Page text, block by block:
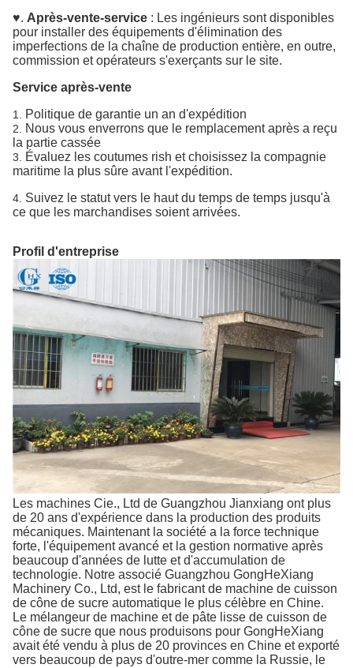
♥. Après-vente-service : Les ingénieurs sont disponibles
pour installer des équipements d'élimination des
imperfections de la chaîne de production entière, en outre,
commission et opérateurs s'exerçants sur le site.
Service après-vente
1. Politique de garantie un an d'expédition
2. Nous vous enverrons que le remplacement après a reçu
la partie cassée
3. Évaluez les coutumes rish et choisissez la compagnie
maritime la plus sûre avant l'expédition.
4. Suivez le statut vers le haut du temps de temps jusqu'à
ce que les marchandises soient arrivées.
Profil d'entreprise
Les machines Cie., Ltd de Guangzhou Jianxiang ont plus
de 20 ans d'expérience dans la production des produits
mécaniques. Maintenant la société a la force technique
forte, l'équipement avancé et la gestion normative après
beaucoup d'années de lutte et d'accumulation de
technologie. Notre associé Guangzhou GongHeXiang
Machinery Co., Ltd, est le fabricant de machine de cuisson
de cône de sucre automatique le plus célèbre en Chine.
Le mélangeur de machine et de pâte lisse de cuisson de
cône de sucre que nous produisons pour GongHeXiang
avait été vendu à plus de 20 provinces en Chine et exporté
vers beaucoup de pays d'outre-mer comme la Russie, le